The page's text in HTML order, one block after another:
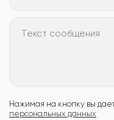
Текст сообщения
Нажимая на кнопку вы
персональных данных